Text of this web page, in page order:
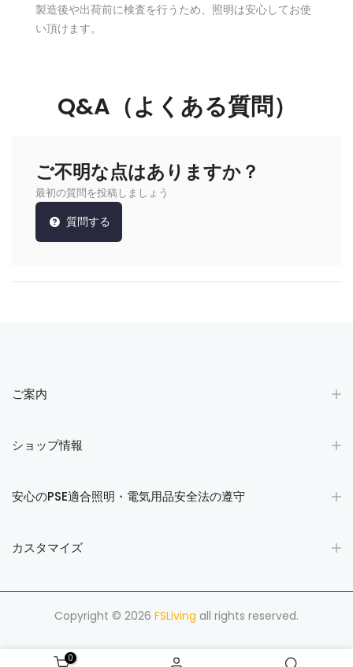
製造後や出荷前に検査を行うため、照明は安心してお使
い頂けます。
Q&A（よくある質問）
ご不明な点はありますか？
最初の質問を投稿しましょう
質問する
ご案内
ショップ情報
安心のPSE適合照明・電気用品安全法の遵守
カスタマイズ
Copyright © 2026 FSLiving all rights reserved.
0